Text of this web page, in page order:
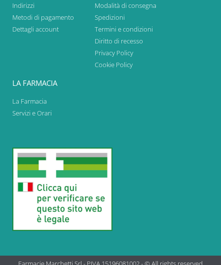
Indirizzi
Metodi di pagamento
Dettagli account
Modalità di consegna
Spedizioni
Termini e condizioni
Diritto di recesso
Privacy Policy
Cookie Policy
LA FARMACIA
La Farmacia
Servizi e Orari